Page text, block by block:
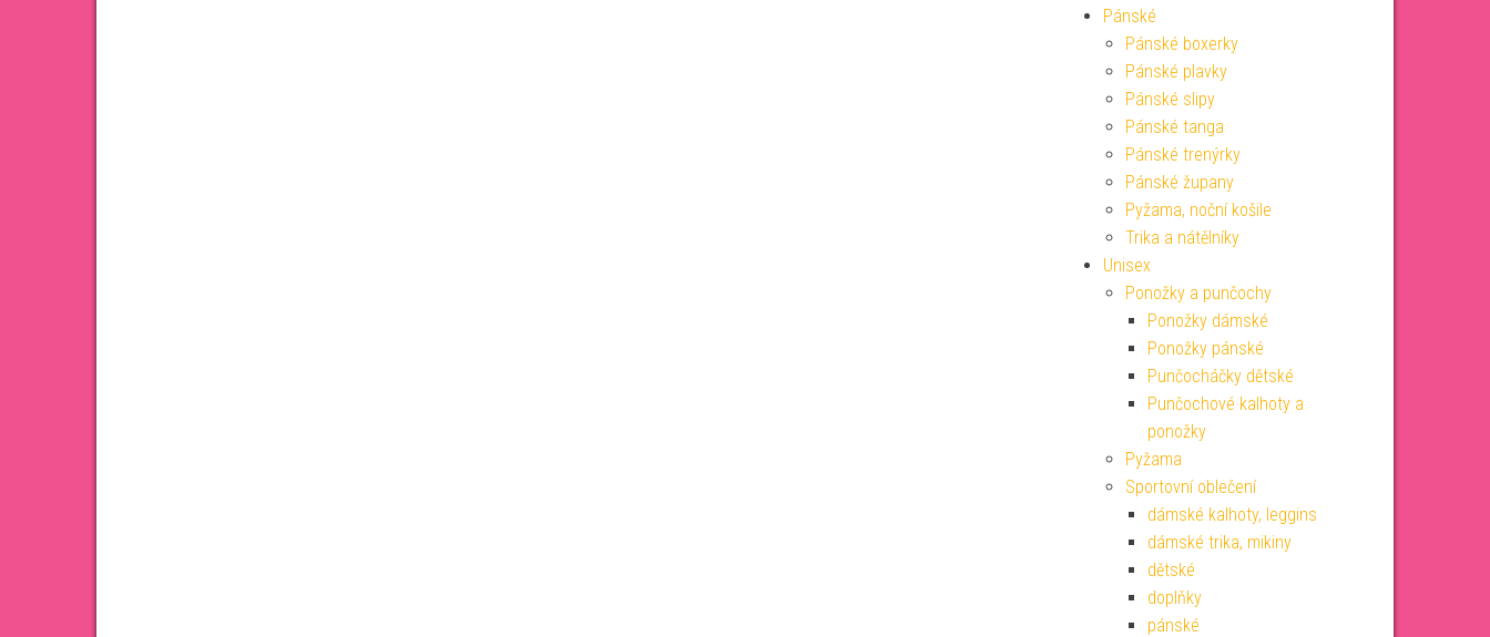
Pánské
Pánské boxerky
Pánské plavky
Pánské slipy
Pánské tanga
Pánské trenýrky
Pánské župany
Pyžama, noční košile
Trika a nátělníky
Unisex
Ponožky a punčochy
Ponožky dámské
Ponožky pánské
Punčocháčky dětské
Punčochové kalhoty a
ponožky
Pyžama
Sportovní oblečení
dámské kalhoty, leggins
dámské trika, mikiny
dětské
doplňky
pánské